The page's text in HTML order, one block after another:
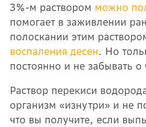
3%-м раствором можно
помогает в заживлении
полоскании этим
воспаления десен. Но
постоянно и не забывать о
Раствор перекиси
организм «изнутри» и не
что вы получите, если